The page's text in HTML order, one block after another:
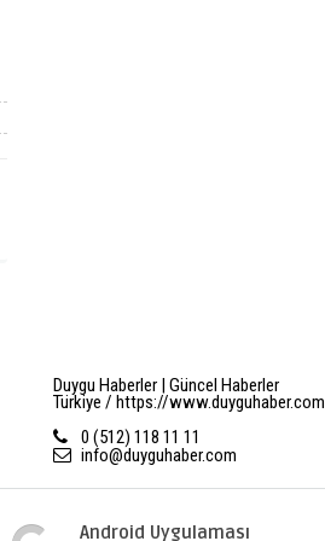
Duygu Haberler | Güncel Haberler
Türkiye / https://www.duyguhaber.com
0 (512) 118 11 11
info@duyguhaber.com
Android Uygulaması